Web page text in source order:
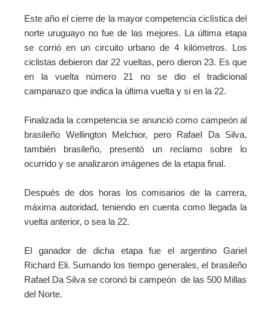
Este año el cierre de la mayor competencia ciclística del
norte uruguayo no fue de las mejores. La última etapa
se corrió en un circuito urbano de 4 kilómetros. Los
ciclistas debieron dar 22 vueltas, pero dieron 23. Es que
en la vuelta número 21 no se dio el tradicional
campanazo que indica la última vuelta y si en la 22.
Finalizada la competencia se anunció como campeón al
brasileño Wellington Melchior, pero Rafael Da Silva,
también brasileño, presentó un reclamo sobre lo
ocurrido y se analizaron imágenes de la etapa final.
Después de dos horas los comisarios de la carrera,
máxima autoridad, teniendo en cuenta como llegada la
vuelta anterior, o sea la 22.
El ganador de dicha etapa fue el argentino Gariel
Richard Eli. Sumando los tiempo generales, el brasileño
Rafael Da Silva se coronó bi campeón de las 500 Millas
del Norte.